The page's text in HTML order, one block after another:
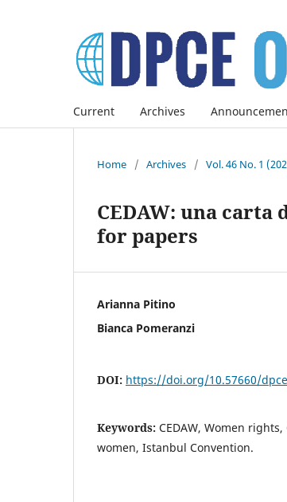
Current Archives
Home / Archives / Vol. 46 No. 1
CEDAW: una
for papers
Arianna Pitino
Bianca Pomeranzi
DOI: https://doi.org/10.57660/
Keywords: CEDAW, Women
women, Istanbul Convention.